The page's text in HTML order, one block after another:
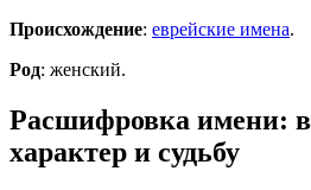
Происхождение: еврейские имена.
Род: женский.
Расшифровка имени:
характер и судьбу